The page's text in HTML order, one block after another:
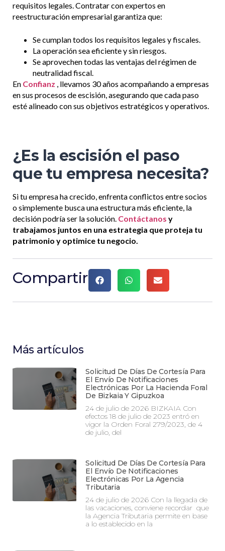
requisitos legales. Contratar con expertos en
reestructuración empresarial garantiza que:
Se cumplan todos los requisitos legales y fiscales.
La operación sea eficiente y sin riesgos.
Se aprovechen todas las ventajas del régimen de
neutralidad fiscal.
En Confianz , llevamos 30 años acompañando a empresas
en sus procesos de escisión, asegurando que cada paso
esté alineado con sus objetivos estratégicos y operativos.
¿Es la escisión el paso
que tu empresa necesita?
Si tu empresa ha crecido, enfrenta conflictos entre socios
o simplemente busca una estructura más eficiente, la
decisión podría ser la solución. Contáctanos y
trabajamos juntos en una estrategia que proteja tu
patrimonio y optimice tu negocio.
Compartir
Más artículos
Solicitud De Días De Cortesía Para
El Envío De Notificaciones
Electrónicas Por La Hacienda Foral
De Bizkaia Y Gipuzkoa
24 de julio de 2026 BIZKAIA Con
efectos 18 de julio de 2023 entró en
vigor la Orden Foral 279/2023, de 4
de julio, del
Solicitud De Días De Cortesía Para
El Envío De Notificaciones
Electrónicas Por La Agencia
Tributaria
24 de julio de 2026 Con la llegada de
las vacaciones, conviene recordar que
la Agencia Tributaria permite en base
a lo establecido en la